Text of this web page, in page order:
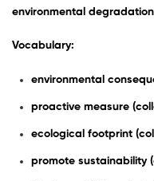
environmental degradation
Vocabulary:
environmental
proactive measure
ecological footprint
promote sustainability